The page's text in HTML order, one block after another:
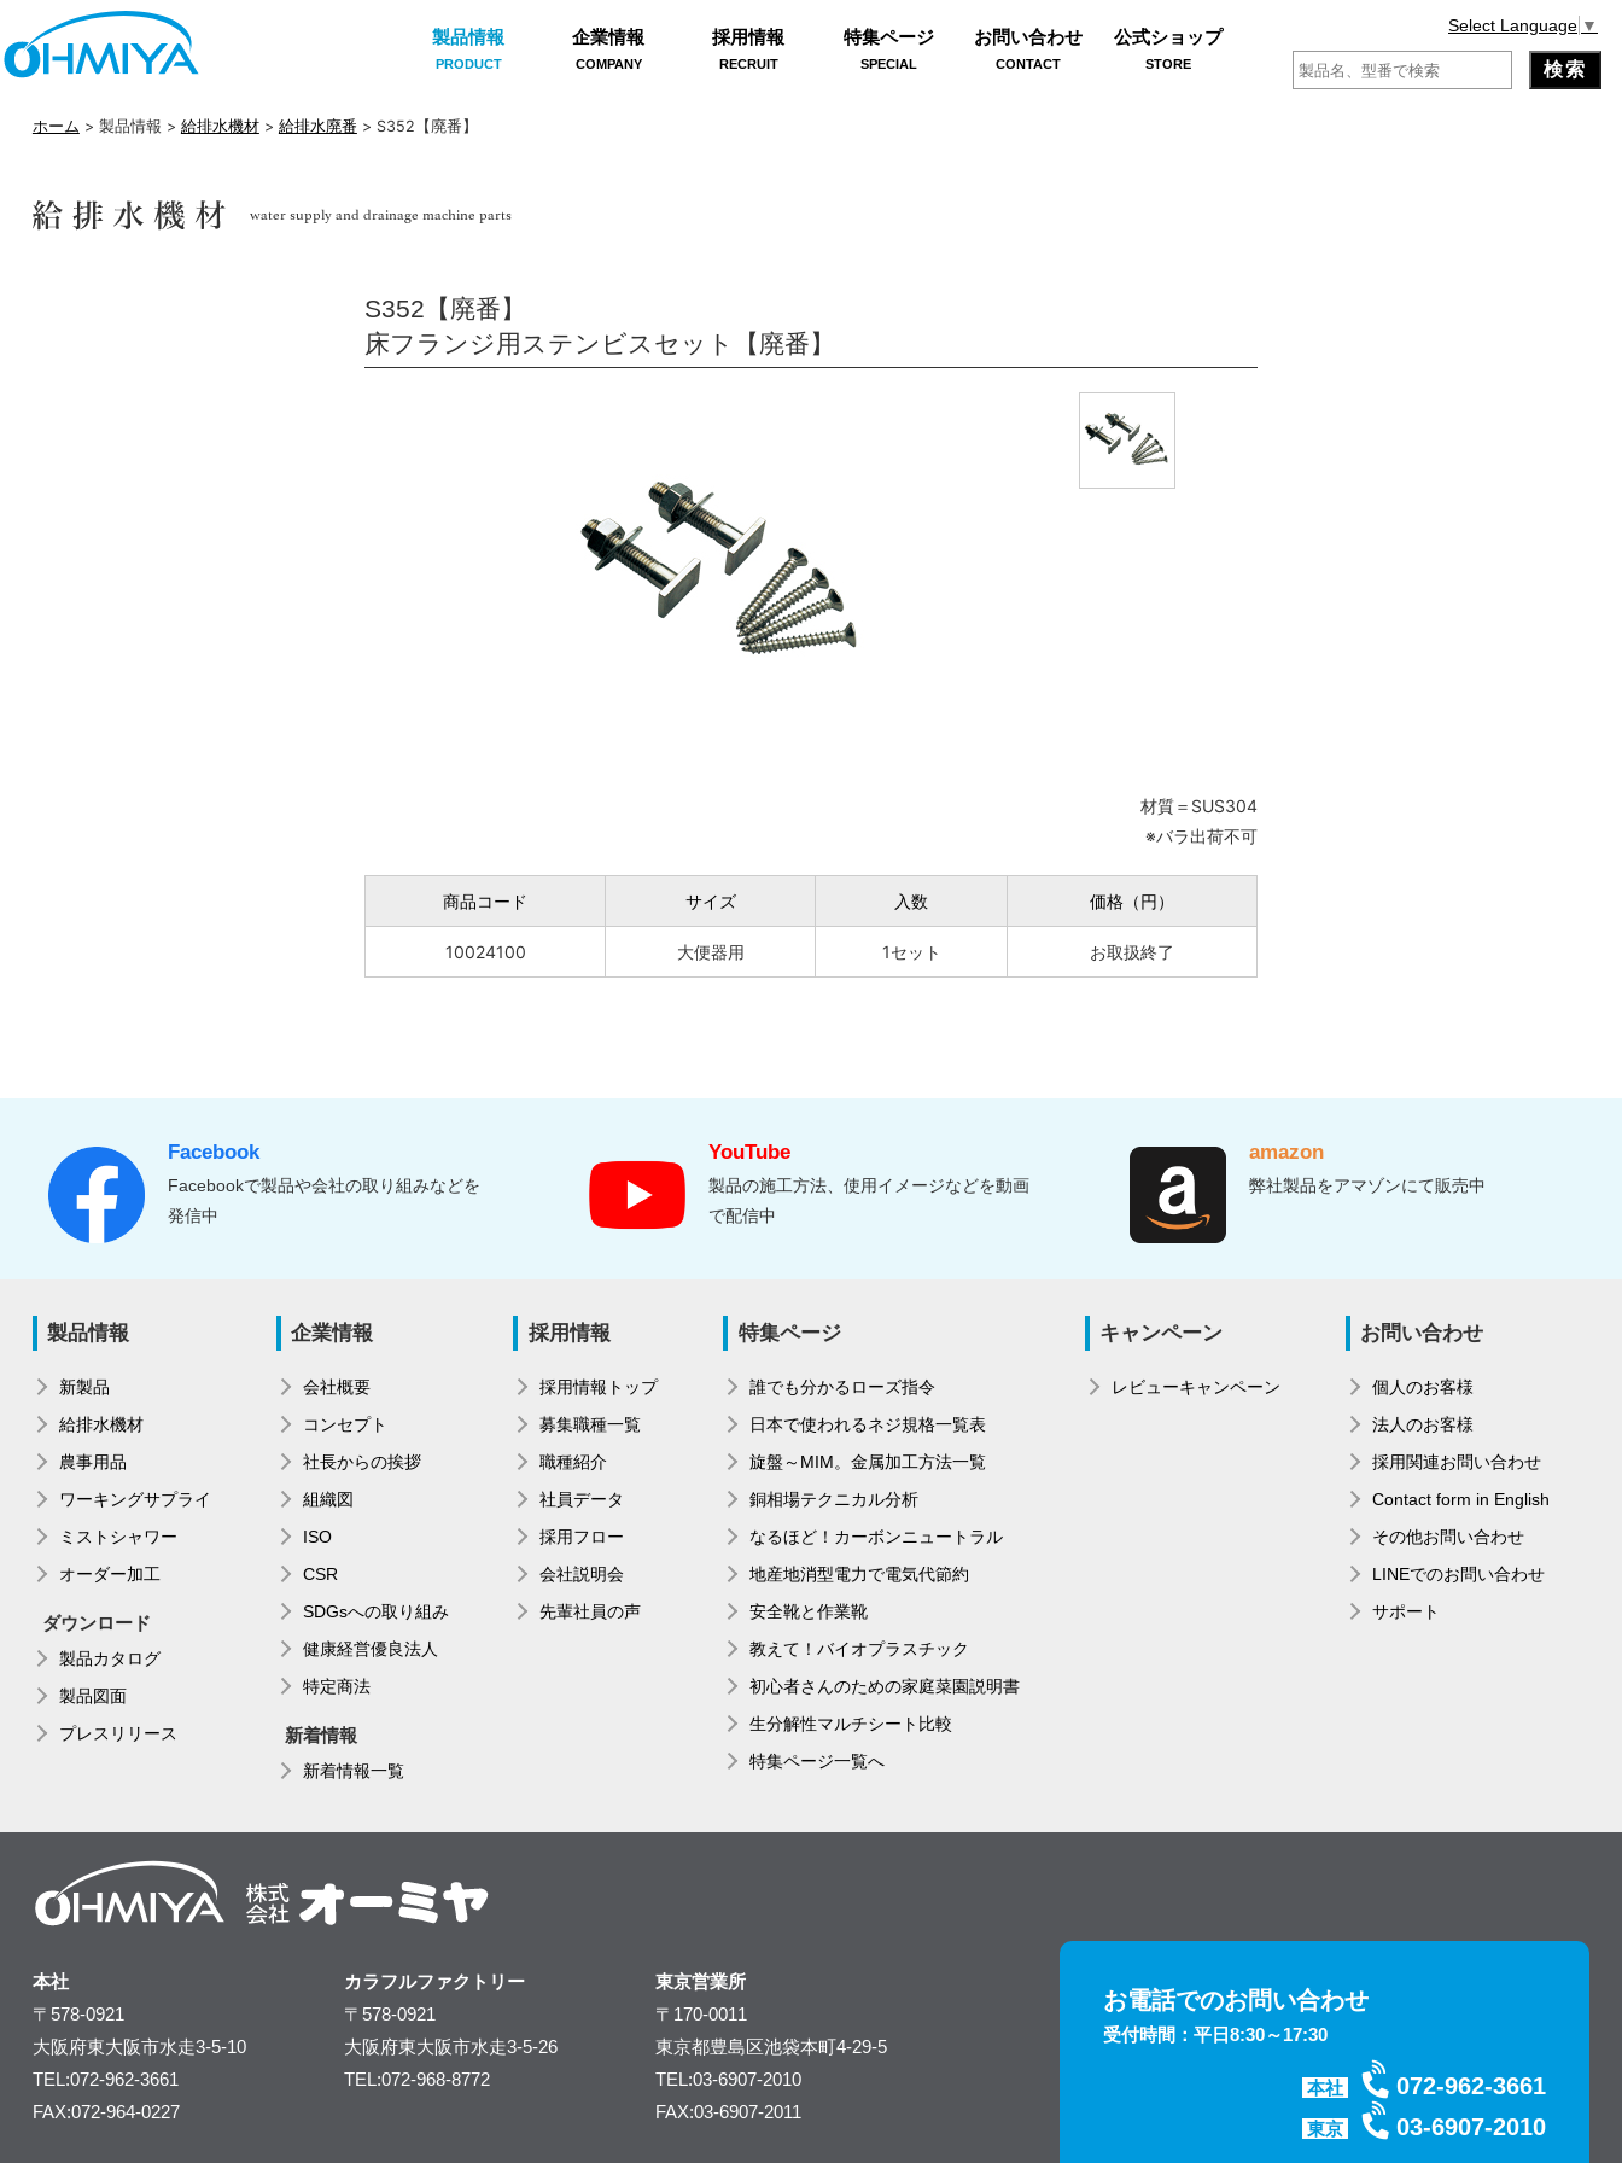
製品情報
PRODUCT
企業情報
COMPANY
採用情報
RECRUIT
特集ページ
SPECIAL
お問い合わせ
CONTACT
公式ショップ
STORE
Select Language ▼
ホーム > 製品情報 > 給排水機材> 給排水廃番 > S352【廃番】
S352【廃番】
床フランジ用ステンビスセット【廃番】
材質＝SUS304
※バラ出荷不可
商品コード サイズ 入数 価格（円）
10024100 大便器用 1セット お取扱終了
Facebook
Facebookで製品や会社の取り組みなどを
発信中
YouTube
製品の施工方法、使用イメージなどを動画
で配信中
amazon
弊社製品をアマゾンにて販売中
製品情報
新製品
給排水機材
農事用品
ワーキングサプライ
ミストシャワー
オーダー加工
ダウンロード
製品カタログ
製品図面
プレスリリース
企業情報
会社概要
コンセプト
社長からの挨拶
組織図
ISO
CSR
SDGsへの取り組み
健康経営優良法人
特定商法
新着情報
新着情報一覧
採用情報
採用情報トップ
募集職種一覧
職種紹介
社員データ
採用フロー
会社説明会
先輩社員の声
特集ページ
誰でも分かるローズ指令
日本で使われるネジ規格一覧表
旋盤～MIM。金属加工方法一覧
銅相場テクニカル分析
なるほど！カーボンニュートラル
地産地消型電力で電気代節約
安全靴と作業靴
教えて！バイオプラスチック
初心者さんのための家庭菜園説明書
生分解性マルチシート比較
特集ページ一覧へ
キャンペーン
レビューキャンペーン
お問い合わせ
個人のお客様
法人のお客様
採用関連お問い合わせ
Contact form in English
その他お問い合わせ
LINEでのお問い合わせ
サポート
本社
〒578-0921
大阪府東大阪市水走3-5-10
TEL:072-962-3661
FAX:072-964-0227
カラフルファクトリー
〒578-0921
大阪府東大阪市水走3-5-26
TEL:072-968-8772
東京営業所
〒170-0011
東京都豊島区池袋本町4-29-5
TEL:03-6907-2010
FAX:03-6907-2011
お電話でのお問い合わせ
受付時間：平日8:30～17:30
本社 072-962-3661
東京 03-6907-2010